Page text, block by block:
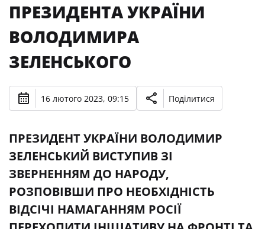
ПРЕЗИДЕНТА УКРАЇНИ
ВОЛОДИМИРА
ЗЕЛЕНСЬКОГО
16 лютого 2023, 09:15 Поділитися
ПРЕЗИДЕНТ УКРАЇНИ ВОЛОДИМИР
ЗЕЛЕНСЬКИЙ ВИСТУПИВ ЗІ
ЗВЕРНЕННЯМ ДО НАРОДУ,
РОЗПОВІВШИ ПРО НЕОБХІДНІСТЬ
ВІДСІЧІ НАМАГАННЯМ РОСІЇ